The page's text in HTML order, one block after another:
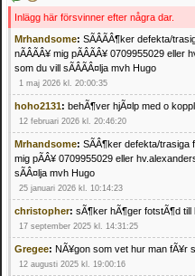
Inlägg här försvinner efter några dar.
Mrhandsome: SÃÂÃÂ¶ker defekta/
nÃÂÃÂ¥ mig pÃÂÃÂ¥ 0709955029
som du vill sÃÂÃÂ¤lja mvh Hugo
1 maj 2026 kl. 20:00:35
hoho2131: behÃ¶ver hjÃ¤lp med o
12 februari 2026 kl. 20:46:20
Mrhandsome: SÃÂ¶ker defekta/trasiga
mig pÃÂ¥ 0709955029 eller
sÃÂ¤lja mvh Hugo
25 januari 2026 kl. 10:14:23
christopher: sÃ¶ker hÃ¶ger fotstÃ¶d till
17 september 2025 kl. 14:31:25
Gregee: NÃ¥gon som vet hur man fÃ¥r
12 augusti 2025 kl. 19:00:16